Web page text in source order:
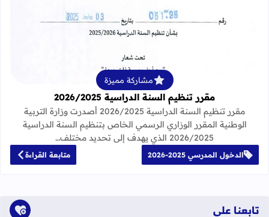
قراءة المزيد عن مقرر تنظيم السنة الدراسية
مشاركة مميزة
مقرر تنظيم السنة الدراسية 2026/2025
مقرر تنظيم السنة الدراسية 2026/2025 أصدرت وزارة التربية
الوطنية المقرر الوزاري الرسمي الخاص بتنظيم السنة الدراسية
2026/2025 الذي يهدف إلى تحديد مختلف…
الدخول المدرسي 2025-2026 متابعة القراءة
تابعنا على